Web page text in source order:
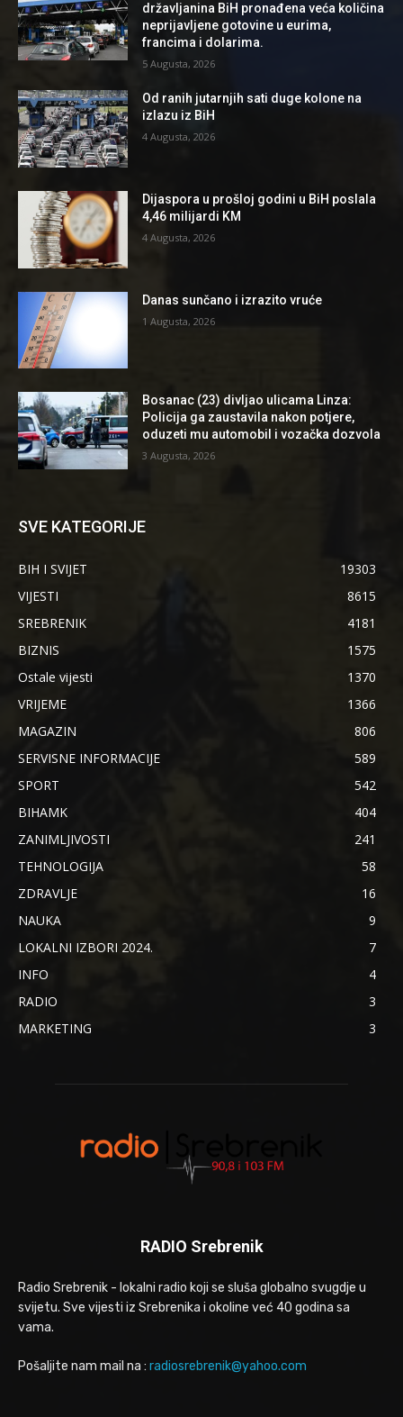
državljanina BiH pronađena veća količina
neprijavljene gotovine u eurima,
francima i dolarima.
5 Augusta, 2026
Od ranih jutarnjih sati duge kolone na
izlazu iz BiH
4 Augusta, 2026
Dijaspora u prošloj godini u BiH poslala
4,46 milijardi KM
4 Augusta, 2026
Danas sunčano i izrazito vruće
1 Augusta, 2026
Bosanac (23) divljao ulicama Linza:
Policija ga zaustavila nakon potjere,
oduzeti mu automobil i vozačka dozvola
3 Augusta, 2026
SVE KATEGORIJE
BIH I SVIJET
19303
VIJESTI
8615
SREBRENIK
4181
BIZNIS
1575
Ostale vijesti
1370
VRIJEME
1366
MAGAZIN
806
SERVISNE INFORMACIJE
589
SPORT
542
BIHAMK
404
ZANIMLJIVOSTI
241
TEHNOLOGIJA
58
ZDRAVLJE
16
NAUKA
9
LOKALNI IZBORI 2024.
7
INFO
4
RADIO
3
MARKETING
3
RADIO Srebrenik
Radio Srebrenik - lokalni radio koji se sluša globalno svugdje u
svijetu. Sve vijesti iz Srebrenika i okoline već 40 godina sa
vama.
Pošaljite nam mail na : radiosrebrenik@yahoo.com